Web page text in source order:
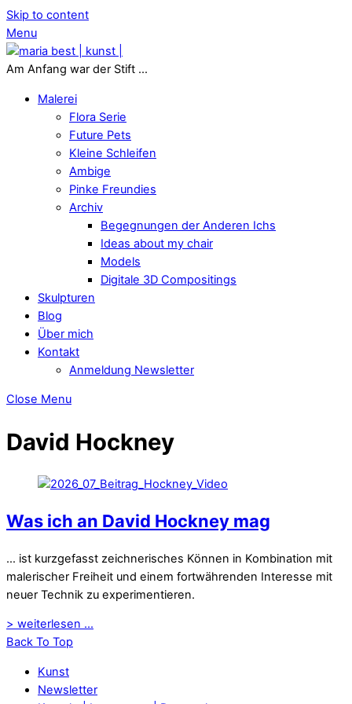
Skip to content
Menu
Am Anfang war der Stift ...
Malerei
Flora Serie
Future Pets
Kleine Schleifen
Ambige
Pinke Freundies
Archiv
Begegnungen der Anderen Ichs
Ideas about my chair
Models
Digitale 3D Compositings
Skulpturen
Blog
Über mich
Kontakt
Anmeldung Newsletter
Close Menu
David Hockney
Was ich an David Hockney mag
… ist kurzgefasst zeichnerisches Können in Kombination mit
malerischer Freiheit und einem fortwährenden Interesse mit
neuer Technik zu experimentieren.
> weiterlesen ...
Back To Top
Kunst
Newsletter